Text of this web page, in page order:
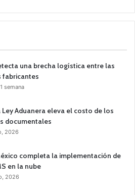
una brecha logística entre las
fabricantes
semana
Ley Aduanera eleva el costo de los
documentales
2026
completa la implementación de
en la nube
2026